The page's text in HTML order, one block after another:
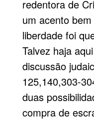
redentora de
um acento
liberdade foi
Talvez haja
discussão
125,140,303-
duas
compra de